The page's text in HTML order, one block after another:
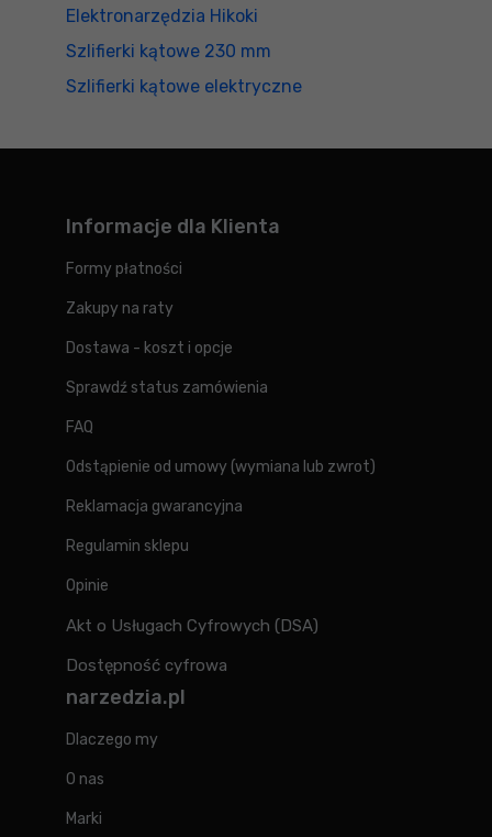
Elektronarzędzia Hikoki
Szlifierki kątowe 230 mm
Szlifierki kątowe elektryczne
Informacje dla Klienta
Formy płatności
Zakupy na raty
Dostawa - koszt i opcje
Sprawdź status zamówienia
FAQ
Odstąpienie od umowy (wymiana lub zwrot)
Reklamacja gwarancyjna
Regulamin sklepu
Opinie
Akt o Usługach Cyfrowych (DSA)
Dostępność cyfrowa
narzedzia.pl
Dlaczego my
O nas
Marki